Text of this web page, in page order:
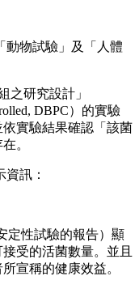
動物試驗」及「人體
之研究設計」
DBPC）的實驗
實驗結果確認「該菌
。
訊：
定性試驗的報告）顯
受的活菌數量。並且
宣稱的健康效益。